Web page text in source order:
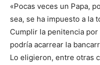
«Pocas veces un Papa,
sea, se ha impuesto a la
Cumplir la penitencia
podría acarrear la
Lo eligieron, entre otras